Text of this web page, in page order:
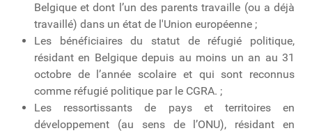
Belgique et dont l’un des parents travaille (ou a déjà
travaillé) dans un état de l'Union européenne ;
Les bénéficiaires du statut de réfugié politique,
résidant en Belgique depuis au moins un an au 31
octobre de l’année scolaire et qui sont reconnus
comme réfugié politique par le CGRA. ;
Les ressortissants de pays et territoires en
développement (au sens de l’ONU), résidant en